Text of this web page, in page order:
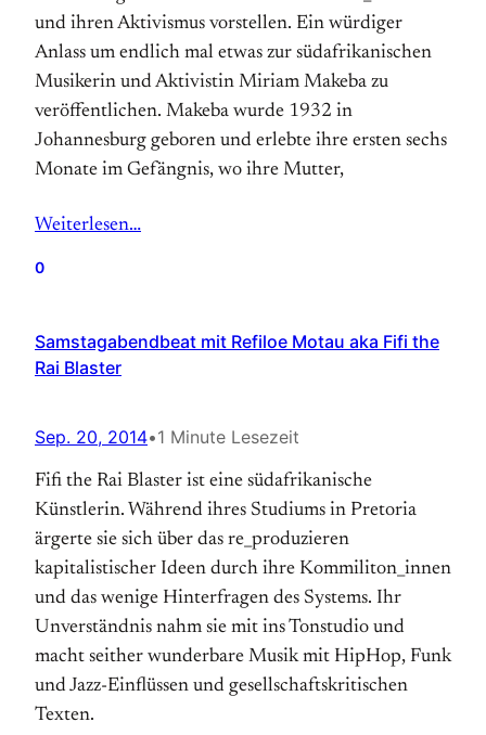
und ihren Aktivismus vorstellen. Ein würdiger
Anlass um endlich mal etwas zur südafrikanischen
Musikerin und Aktivistin Miriam Makeba zu
veröffentlichen. Makeba wurde 1932 in
Johannesburg geboren und erlebte ihre ersten sechs
Monate im Gefängnis, wo ihre Mutter,
Weiterlesen…
0
Samstagabendbeat mit Refiloe Motau aka Fifi the
Rai Blaster
Sep. 20, 2014•1 Minute Lesezeit
Fifi the Rai Blaster ist eine südafrikanische
Künstlerin. Während ihres Studiums in Pretoria
ärgerte sie sich über das re_produzieren
kapitalistischer Ideen durch ihre Kommiliton_innen
und das wenige Hinterfragen des Systems. Ihr
Unverständnis nahm sie mit ins Tonstudio und
macht seither wunderbare Musik mit HipHop, Funk
und Jazz-Einflüssen und gesellschaftskritischen
Texten.